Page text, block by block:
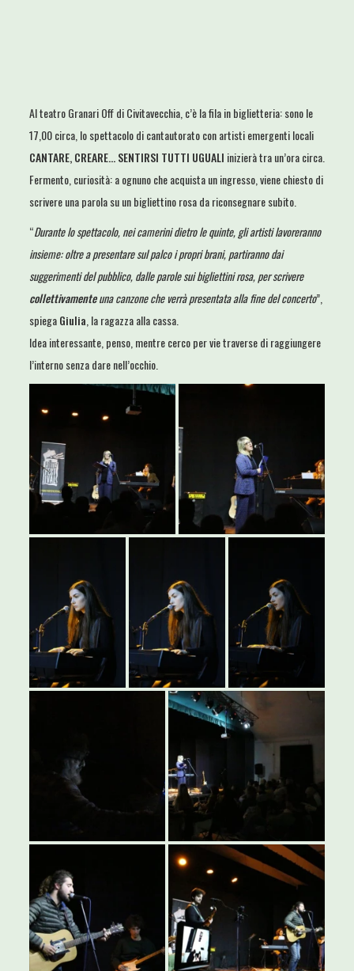
Al teatro Granari Off di Civitavecchia, c’è la fila in biglietteria: sono le
17,00 circa, lo spettacolo di cantautorato con artisti emergenti locali
CANTARE, CREARE… SENTIRSI TUTTI UGUALI inizierà tra un’ora circa.
Fermento, curiosità: a ognuno che acquista un ingresso, viene chiesto di
scrivere una parola su un bigliettino rosa da riconsegnare subito.
“Durante lo spettacolo, nei camerini dietro le quinte, gli artisti lavoreranno
insieme: oltre a presentare sul palco i propri brani, partiranno dai
suggerimenti del pubblico, dalle parole sui bigliettini rosa, per scrivere
collettivamenteuna canzone che verrà presentata alla fine del concerto”,
spiegaGiulia , la ragazza alla cassa.
Idea interessante, penso, mentre cerco per vie traverse di raggiungere
l’interno senza dare nell’occhio.